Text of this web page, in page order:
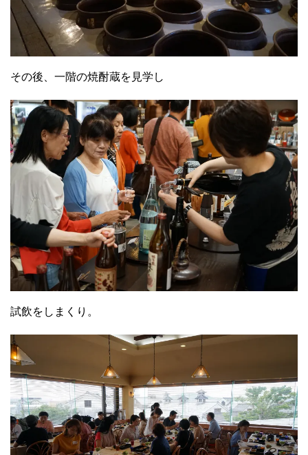
その後、一階の焼酎蔵を見学し
試飲をしまくり。